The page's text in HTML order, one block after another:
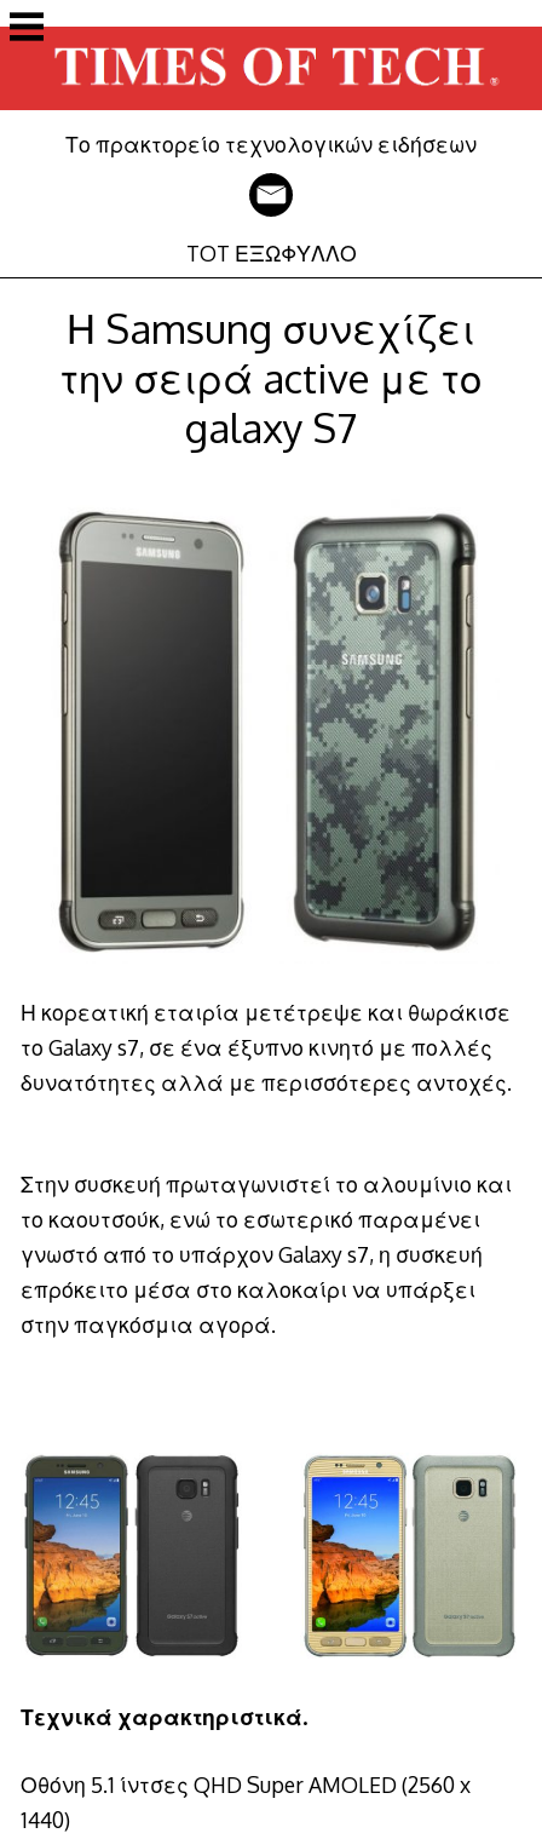
Μετάβαση
στο
περιεχόμενο
Το πρακτορείο τεχνολογικών ειδήσεων
TOT ΕΞΩΦΥΛΛΟ
Η Samsung συνεχίζει
την σειρά active με το
galaxy S7
Η κορεατική εταιρία μετέτρεψε και θωράκισε
το Galaxy s7, σε ένα έξυπνο κινητό με πολλές
δυνατότητες αλλά με περισσότερες αντοχές.
Στην συσκευή πρωταγωνιστεί το αλουμίνιο και
το καουτσούκ, ενώ το εσωτερικό παραμένει
γνωστό από το υπάρχον Galaxy s7, η συσκευή
επρόκειτο μέσα στο καλοκαίρι να υπάρξει
στην παγκόσμια αγορά.
Τεχνικά χαρακτηριστικά.
Οθόνη 5.1 ίντσες QHD Super AMOLED (2560 x
1440)